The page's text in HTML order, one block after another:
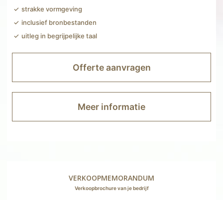
strakke vormgeving
inclusief bronbestanden
uitleg in begrijpelijke taal
Offerte aanvragen
Meer informatie
VERKOOPMEMORANDUM
Verkoopbrochure van je bedrijf